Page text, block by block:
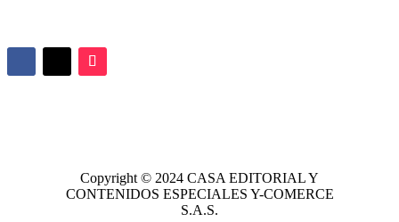
Copyright © 2024 CASA EDITORIALY
CONTENIDOS ESPECIALES Y-COMERCE
S.A.S.